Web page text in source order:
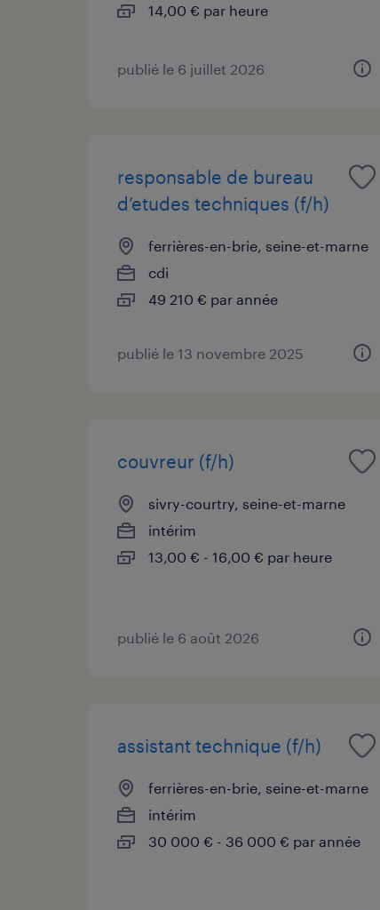
14,00 € par heure
publié le 6 juillet 2026
responsable de bureau
d’etudes techniques (f/h)
ferrières-en-brie, seine-et-marne
cdi
49 210 € par année
publié le 13 novembre 2025
couvreur (f/h)
sivry-courtry, seine-et-marne
intérim
13,00 € - 16,00 € par heure
publié le 6 août 2026
assistant technique (f/h)
ferrières-en-brie, seine-et-marne
intérim
30 000 € - 36 000 € par année